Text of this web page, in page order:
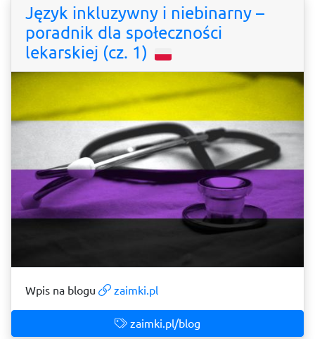
Język inkluzywny i niebinarny –
poradnik dla społeczności
lekarskiej (cz. 1)
Wpis na blogu zaimki.pl
zaimki.pl/blog